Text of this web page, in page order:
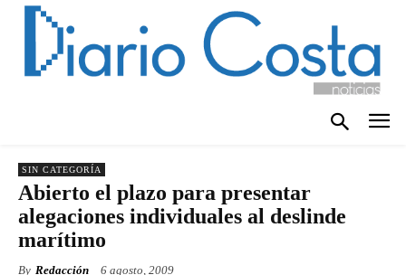
SIN CATEGORÍA
Abierto el plazo para presentar
alegaciones individuales al deslinde
marítimo
By Redacción 6 agosto, 2009